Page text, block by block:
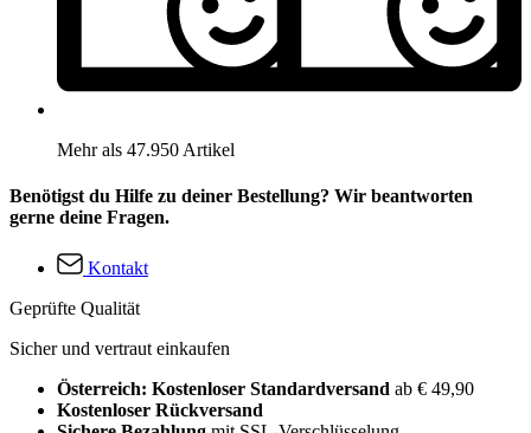
Mehr als 47.950 Artikel
Benötigst du Hilfe zu deiner Bestellung? Wir beantworten
gerne deine Fragen.
Kontakt
Geprüfte Qualität
Sicher und vertraut einkaufen
Österreich: Kostenloser Standardversand ab € 49,90
Kostenloser Rückversand